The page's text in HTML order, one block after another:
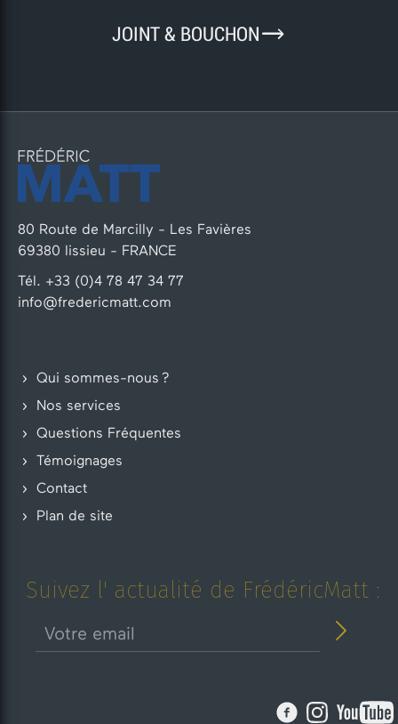
JOINT & BOUCHON9
80 Route de Marcilly - Les Favières
69380 lissieu - FRANCE
Tél. +33 (0)4 78 47 34 77
info@fredericmatt.com
Qui sommes-nous ?
Nos services
Questions Fréquentes
Témoignages
Contact
Plan de site
Suivez l' actualité de FrédéricMatt :